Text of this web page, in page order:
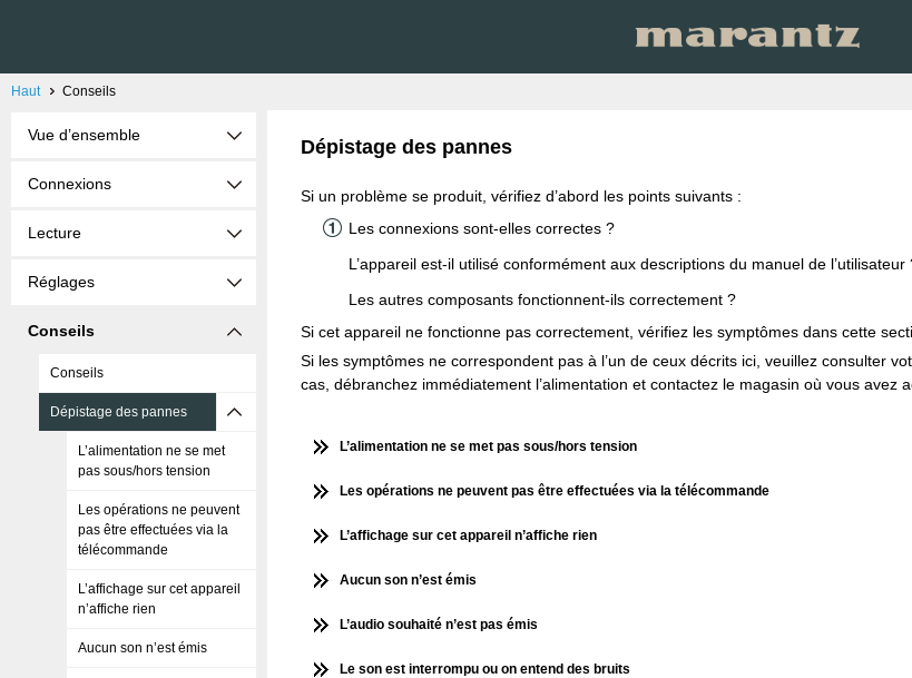
Haut Conseils
Vue d’ensemble
Connexions
Lecture
Réglages
Conseils
Conseils
Dépistage des pannes
L’alimentation ne se met
pas sous/hors tension
Les opérations ne peuvent
pas être effectuées via la
télécommande
L’affichage sur cet appareil
n’affiche rien
Aucun son n’est émis
Dépistage des pannes
Si un problème se produit, vérifiez d’abord les points suivants :
Les connexions sont-elles correctes ?
L’appareil est-il utilisé conformément aux descriptions du manuel de l’utilisateur
Les autres composants fonctionnent-ils correctement ?
Si cet appareil ne fonctionne pas correctement, vérifiez les symptômes dans cette
Si les symptômes ne correspondent pas à l’un de ceux décrits ici, veuillez consulter
cas, débranchez immédiatement l’alimentation et contactez le magasin où vous avez
L’alimentation ne se met pas sous/hors tension
Les opérations ne peuvent pas être effectuées via la télécommande
L’affichage sur cet appareil n’affiche rien
Aucun son n’est émis
L’audio souhaité n’est pas émis
Le son est interrompu ou on entend des bruits